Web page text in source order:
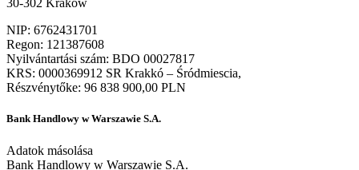
30-302 Kraków
NIP: 6762431701
Regon: 121387608
Nyilvántartási szám: BDO 00027817
KRS: 0000369912 SR Krakkó – Śródmiescia,
Részvénytőke: 96 838 900,00 PLN
Bank Handlowy w Warszawie S.A.
Adatok másolása
Bank Handlowy w Warszawie S.A.